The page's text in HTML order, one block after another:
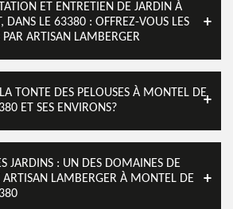
ET ENTRETIEN DE JARDIN À
DANS LE 63380 : OFFREZ-VOUS LES
PAR ARTISAN LAMBERGER
TONTE DES PELOUSES À MONTEL DE
ET SES ENVIRONS?
JARDINS : UN DES DOMAINES DE
ARTISAN LAMBERGER À MONTEL DE